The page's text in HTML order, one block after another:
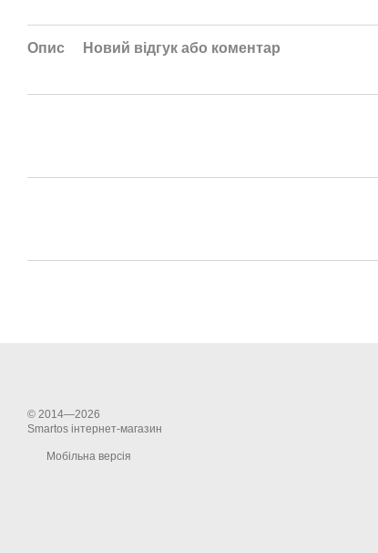
Опис Новий відгук або коментар
© 2014—2026
Smartos інтернет-магазин
Мобільна версія